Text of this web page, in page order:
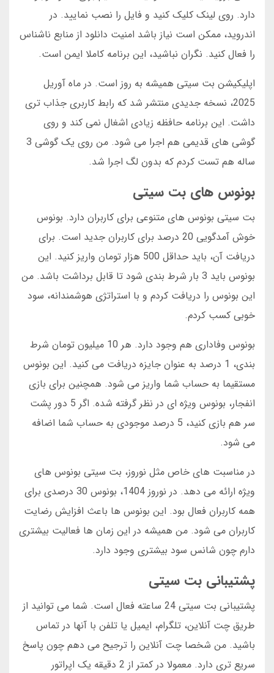
دارد. روی لینک کلیک کنید و فایل را نصب نمایید. در
اندروید، ممکن است نیاز باشد امنیت دانلود از منابع ناشناس
را فعال کنید. نگران نباشید، این برنامه کاملا ایمن است.
اپلیکیشن بت سیتی همیشه به روز است. در ماه آوریل
2025، نسخه جدیدی منتشر شد که رابط کاربری جذاب تری
داشت. این برنامه حافظه زیادی اشغال نمی کند و روی
گوشی های قدیمی هم اجرا می شود. من روی یک گوشی 3
ساله هم تست کردم که بدون لگ اجرا شد.
بونوس های بت سیتی
بت سیتی بونوس های متنوعی برای کاربران دارد. بونوس
خوش آمدگویی 20 درصد برای کاربران جدید است. برای
دریافت آن، باید حداقل 500 هزار تومان واریز کنید. این
بونوس باید 3 بار شرط بندی شود تا قابل برداشت باشد. من
این بونوس را دریافت کردم و با استراتژی هوشمندانه، سود
خوبی کسب کردم.
بونوس وفاداری هم وجود دارد. هر 10 میلیون تومان شرط
بندی، 1 درصد به عنوان جایزه دریافت می کنید. این بونوس
مستقیما به حساب شما واریز می شود. همچنین برای بازی
انفجار، بونوس ویژه ای در نظر گرفته شده. اگر 5 دور پشت
سر هم بازی کنید، 5 درصد موجودی به حساب شما اضافه
می شود.
در مناسبت های خاص مثل نوروز، بت سیتی بونوس های
ویژه ارائه می دهد. در نوروز 1404، بونوس 30 درصدی برای
همه کاربران فعال بود. این بونوس ها باعث افزایش رضایت
کاربران می شود. من همیشه در این زمان ها فعالیت بیشتری
دارم چون شانس سود بیشتری وجود دارد.
پشتیبانی بت سیتی
پشتیبانی بت سیتی 24 ساعته فعال است. شما می توانید از
طریق چت آنلاین، تلگرام، ایمیل یا تلفن با آنها در تماس
باشید. من شخصا چت آنلاین را ترجیح می دهم چون پاسخ
سریع تری دارد. معمولا در کمتر از 2 دقیقه یک اپراتور